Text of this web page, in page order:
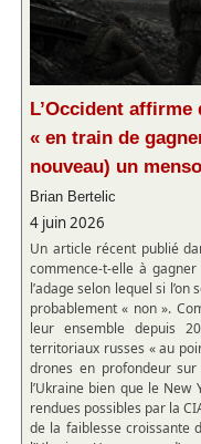
L’Occident affirme
« en train de
nouveau) un
Brian Bertelic
4 juin 2026
Un article récent publié
commence-t-elle à
l’adage selon lequel si
probablement « non ».
leur ensemble depuis
territoriaux russes « au
drones en profondeur
l’Ukraine bien que le
rendues possibles par la
de la faiblesse croissante